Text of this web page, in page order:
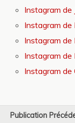
Instagram de
Instagram de
Instagram de
Instagram de
Instagram de
Publication